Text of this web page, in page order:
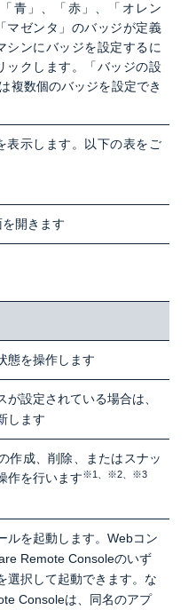
青」、「赤」、「オレン
マゼンタ」のバッジが定義
シンにバッジを設定するに
ックします。「バッジの設
複数個のバッジを設定でき
表示します。以下の表をご
開きます
態を操作します
が設定されている場合は、
します
作成、削除、またはスナッ
作を行います※1、※2、※3
ルを起動します。Webコン
Remote Consoleのいず
選択して起動できます。な
Consoleは、同名のアプ